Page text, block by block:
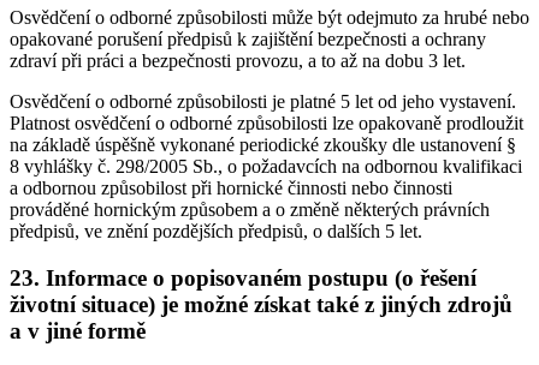
Osvědčení o odborné způsobilosti může být odejmuto za hrubé nebo
opakované porušení předpisů k zajištění bezpečnosti a ochrany
zdraví při práci a bezpečnosti provozu, a to až na dobu 3 let.
Osvědčení o odborné způsobilosti je platné 5 let od jeho vystavení.
Platnost osvědčení o odborné způsobilosti lze opakovaně prodloužit
na základě úspěšně vykonané periodické zkoušky dle ustanovení §
8 vyhlášky č. 298/2005 Sb., o požadavcích na odbornou kvalifikaci
a odbornou způsobilost při hornické činnosti nebo činnosti
prováděné hornickým způsobem a o změně některých právních
předpisů, ve znění pozdějších předpisů, o dalších 5 let.
23. Informace o popisovaném postupu (o řešení
životní situace) je možné získat také z jiných zdrojů
a v jiné formě